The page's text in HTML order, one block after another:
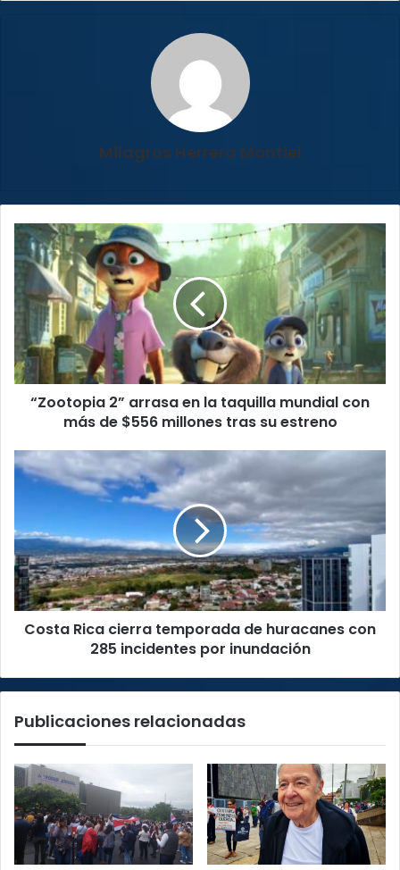
Milagros Herrera Montiel
“Zootopia
arrasa
la
taquilla
mundial
con
más
tras
su
“Zootopia 2” arrasa en la taquilla mundial con
más de $556 millones tras su estreno
Costa
Rica
de
huracanes
con
285
incidentes
porCosta Rica cierra temporada de huracanes con
285 incidentes por inundación
Publicaciones relacionadas